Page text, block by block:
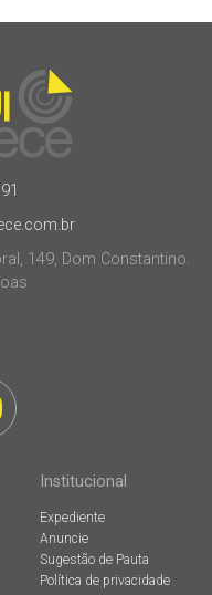
149, Dom Constantino.
Institucional
Expediente
Anuncie
Sugestão de Pauta
Política de privacidade